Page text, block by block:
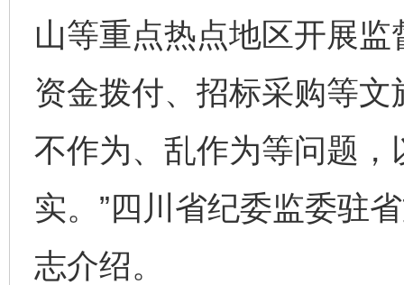
山等重点热点地区开展
资金拨付、招标采购等
不作为、乱作为等问题
实。”四川省纪委监委驻
志介绍。